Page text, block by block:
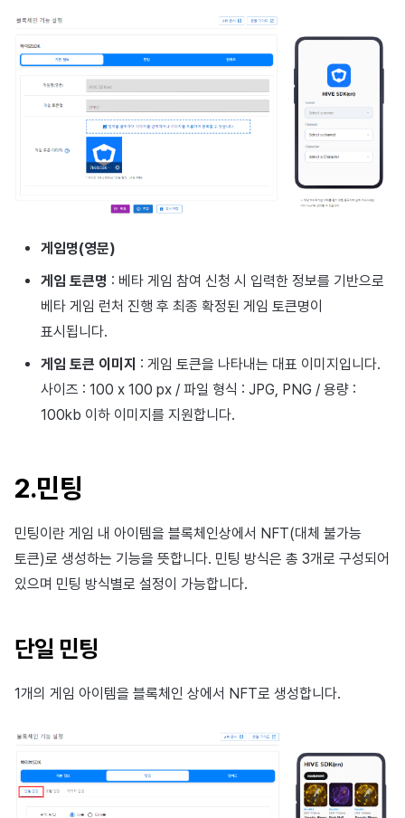
게임명(영문)
게임 토큰명 : 베타 게임 참여 신청 시 입력한 정보를 기반으로
베타 게임 런처 진행 후 최종 확정된 게임 토큰명이
표시됩니다.
게임 토큰 이미지 : 게임 토큰을 나타내는 대표 이미지입니다.
사이즈 : 100 x 100 px / 파일 형식 : JPG, PNG / 용량 :
100kb 이하 이미지를 지원합니다.
2.민팅
민팅이란 게임 내 아이템을 블록체인상에서 NFT(대체 불가능
토큰)로 생성하는 기능을 뜻합니다. 민팅 방식은 총 3개로 구성되어
있으며 민팅 방식별로 설정이 가능합니다.
단일 민팅
1개의 게임 아이템을 블록체인 상에서 NFT로 생성합니다.